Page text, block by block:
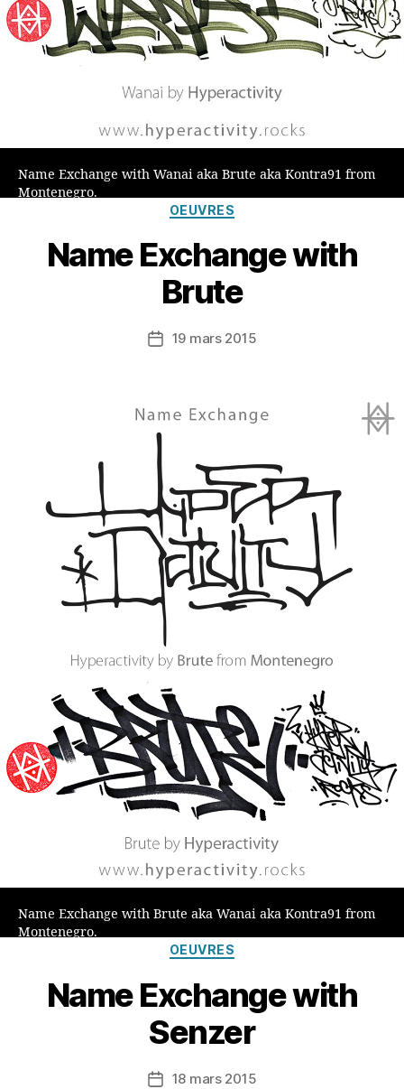
Name Exchange with Wanai aka Brute aka Kontra91 from
Montenegro.
Catégories
OEUVRES
Name Exchange with
Brute
Date19 mars 2015
Name Exchange with Brute aka Wanai aka Kontra91 from
Montenegro.
Catégories
OEUVRES
Name Exchange with
Senzer
Date18 mars 2015